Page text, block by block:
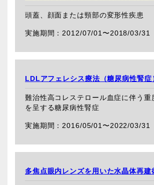
頭蓋、顔面または頸部の変形性疾患
2012/07/01〜2018/03/31
LDLアフェレシス療法（糖尿病性腎症
難治性高コレステロール血症に伴う重
を呈する糖尿病性腎症
2016/05/01〜2022/03/31
多焦点眼内レンズを用いた水晶体再建